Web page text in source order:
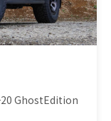
GhostEdition